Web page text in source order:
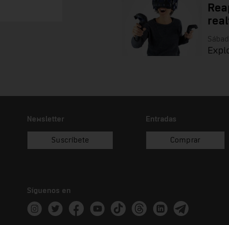
Newsletter
Suscríbete
Entradas
Comprar
Síguenos en
Instagram
TwitterFacebookYoutubeTik TokThreadsLinkedinTelegram